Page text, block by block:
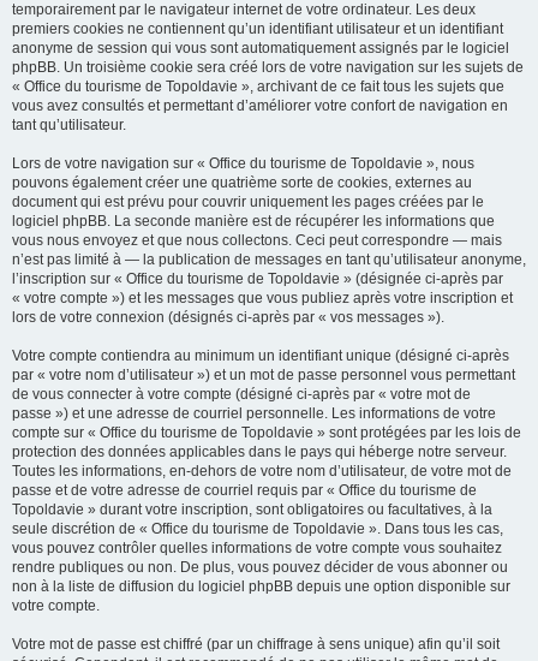
temporairement par le navigateur internet de votre ordinateur. Les deux
premiers cookies ne contiennent qu’un identifiant utilisateur et un identifiant
anonyme de session qui vous sont automatiquement assignés par le logiciel
phpBB. Un troisième cookie sera créé lors de votre navigation sur les sujets de
« Office du tourisme de Topoldavie », archivant de ce fait tous les sujets que
vous avez consultés et permettant d’améliorer votre confort de navigation en
tant qu’utilisateur.
Lors de votre navigation sur « Office du tourisme de Topoldavie », nous
pouvons également créer une quatrième sorte de cookies, externes au
document qui est prévu pour couvrir uniquement les pages créées par le
logiciel phpBB. La seconde manière est de récupérer les informations que
vous nous envoyez et que nous collectons. Ceci peut correspondre — mais
n’est pas limité à — la publication de messages en tant qu’utilisateur anonyme,
l’inscription sur « Office du tourisme de Topoldavie » (désignée ci-après par
« votre compte ») et les messages que vous publiez après votre inscription et
lors de votre connexion (désignés ci-après par « vos messages »).
Votre compte contiendra au minimum un identifiant unique (désigné ci-après
par « votre nom d’utilisateur ») et un mot de passe personnel vous permettant
de vous connecter à votre compte (désigné ci-après par « votre mot de
passe ») et une adresse de courriel personnelle. Les informations de votre
compte sur « Office du tourisme de Topoldavie » sont protégées par les lois de
protection des données applicables dans le pays qui héberge notre serveur.
Toutes les informations, en-dehors de votre nom d’utilisateur, de votre mot de
passe et de votre adresse de courriel requis par « Office du tourisme de
Topoldavie » durant votre inscription, sont obligatoires ou facultatives, à la
seule discrétion de « Office du tourisme de Topoldavie ». Dans tous les cas,
vous pouvez contrôler quelles informations de votre compte vous souhaitez
rendre publiques ou non. De plus, vous pouvez décider de vous abonner ou
non à la liste de diffusion du logiciel phpBB depuis une option disponible sur
votre compte.
Votre mot de passe est chiffré (par un chiffrage à sens unique) afin qu’il soit